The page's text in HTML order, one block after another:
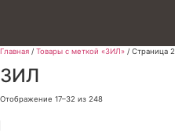
Главная / Товары с меткой «ЗИЛ» / Страница 2
ЗИЛ
Отображение 17–32 из 248